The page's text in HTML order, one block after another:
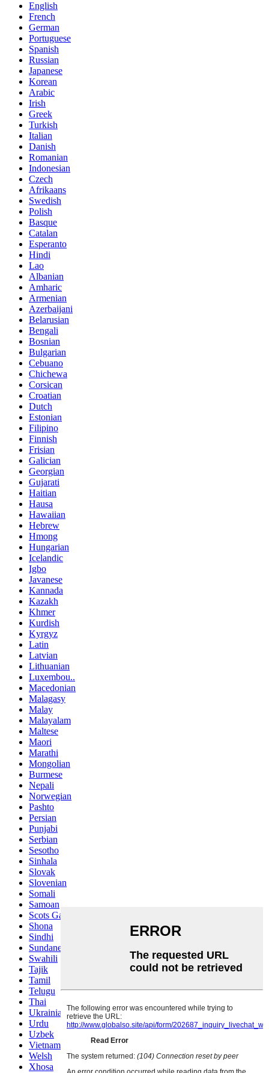
English
French
German
Portuguese
Spanish
Russian
Japanese
Korean
Arabic
Irish
Greek
Turkish
Italian
Danish
Romanian
Indonesian
Czech
Afrikaans
Swedish
Polish
Basque
Catalan
Esperanto
Hindi
Lao
Albanian
Amharic
Armenian
Azerbaijani
Belarusian
Bengali
Bosnian
Bulgarian
Cebuano
Chichewa
Corsican
Croatian
Dutch
Estonian
Filipino
Finnish
Frisian
Galician
Georgian
Gujarati
Haitian
Hausa
Hawaiian
Hebrew
Hmong
Hungarian
Icelandic
Igbo
Javanese
Kannada
Kazakh
Khmer
Kurdish
Kyrgyz
Latin
Latvian
Lithuanian
Luxembou..
Macedonian
Malagasy
Malay
Malayalam
Maltese
Maori
Marathi
Mongolian
Burmese
Nepali
Norwegian
Pashto
Persian
Punjabi
Serbian
Sesotho
Sinhala
Slovak
Slovenian
Somali
Samoan
Scots Gaelic
Shona
Sindhi
Sundanese
Swahili
Tajik
Tamil
Telugu
Thai
Ukrainian
Urdu
Uzbek
Vietnamese
Welsh
Xhosa